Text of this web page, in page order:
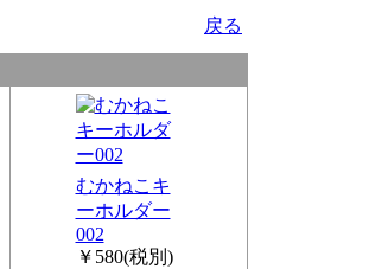
戻る
むかねこキ
ーホルダー
002
￥580(税別)